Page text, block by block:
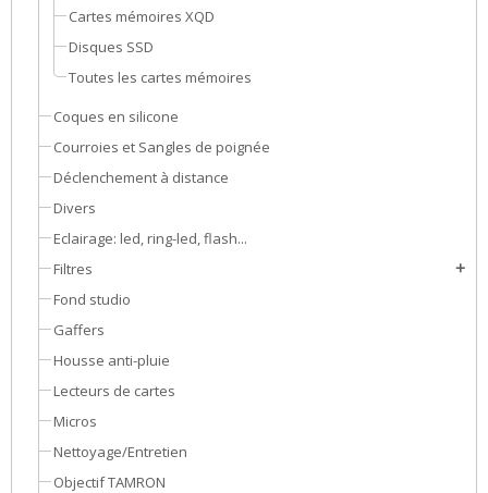
Cartes mémoires XQD
Disques SSD
Toutes les cartes mémoires
Coques en silicone
Courroies et Sangles de poignée
Déclenchement à distance
Divers
Eclairage: led, ring-led, flash...
Filtres
add
Fond studio
Gaffers
Housse anti-pluie
Lecteurs de cartes
Micros
Nettoyage/Entretien
Objectif TAMRON